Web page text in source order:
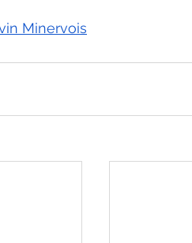
Minervois